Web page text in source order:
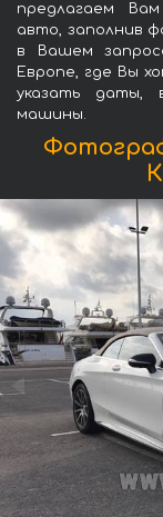
предлагаем
авто, заполнив
в Вашем
Европе, где Вы
указать даты,
машины.